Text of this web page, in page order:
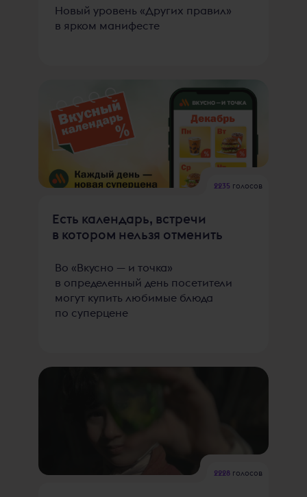
Новый уровень «Других правил»
в ярком манифесте
2235 голосов
Есть календарь, встречи
в котором нельзя отменить
Во «Вкусно — и точка»
в определенный день посетители
могут купить любимые блюда
по суперцене
2228голосов